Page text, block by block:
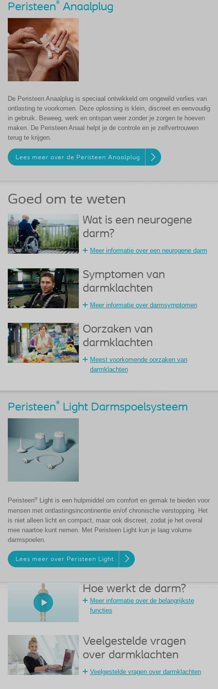
Peristeen® Anaalplug
De Peristeen Anaalplug is speciaal ontwikkeld om ongewild verlies van
ontlasting te voorkomen. Deze oplossing is klein, discreet en eenvoudig
in gebruik. Beweeg, werk en ontspan weer zonder je zorgen te hoeven
maken. De Peristeen Anaal helpt je de controle en je zelfvertrouwen
terug te krijgen.
Lees meer over de Peristeen Anaalplug
Goed om te weten
Wat is een neurogene
darm?
Meer informatie over een neurogene darm
Symptomen van
darmklachten
Meer informatie over darmsymptomen
Oorzaken van
darmklachten
Meest voorkomende oorzaken van
darmklachten
Peristeen® Light Darmspoelsysteem
Peristeen®
Light is een hulpmiddel om comfort en gemak te bieden voor
mensen met ontlastingsincontinentie en/of chronische verstopping. Het
is niet alleen licht en compact, maar ook discreet, zodat je het overal
mee naartoe kunt nemen. Met Peristeen Light kun je laag volume
darmspoelen.
Lees meer over Peristeen Light
Hoe werkt de darm?
Meer informatie over de belangrijkste
functies
Veelgestelde vragen
over darmklachten
Veelgestelde vragen over darmklachten